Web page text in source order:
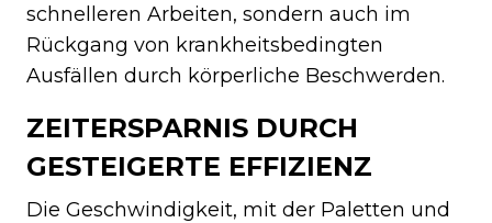
schnelleren Arbeiten, sondern auch im
Rückgang von krankheitsbedingten
Ausfällen durch körperliche Beschwerden.
ZEITERSPARNIS DURCH
GESTEIGERTE EFFIZIENZ
Die Geschwindigkeit, mit der Paletten und